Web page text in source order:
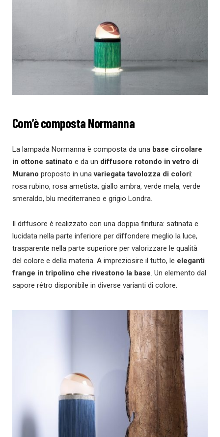
Com’è composta Normanna
La lampada Normanna è composta da una base circolare
in ottone satinato e da un diffusore rotondo in vetro di
Murano proposto in unavariegata tavolozza di colori:
rosa rubino, rosa ametista, giallo ambra, verde mela, verde
smeraldo, blu mediterraneo e grigio Londra.
Il diffusore è realizzato con una doppia finitura: satinata e
lucidata nella parte inferiore per diffondere meglio la luce,
trasparente nella parte superiore per valorizzare le qualità
del colore e della materia. A impreziosire il tutto, le eleganti
frange in tripolino che rivestono la base. Un elemento dal
sapore rétro disponibile in diverse varianti di colore.